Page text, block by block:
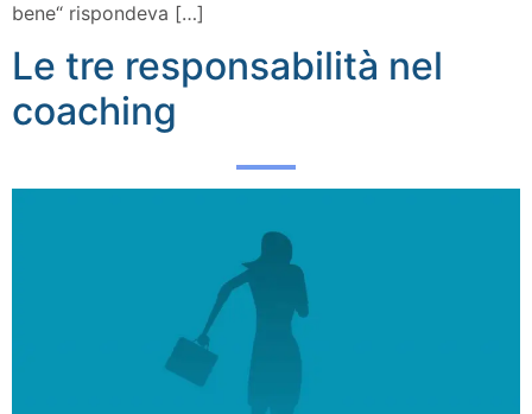
bene“ rispondeva […]
Le tre responsabilità nel
coaching